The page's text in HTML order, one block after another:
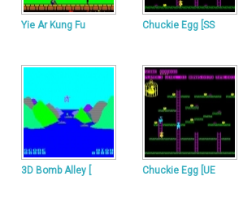
Yie Ar Kung Fu Chuckie Egg [SS
3D Bomb Alley [ Chuckie Egg [UE